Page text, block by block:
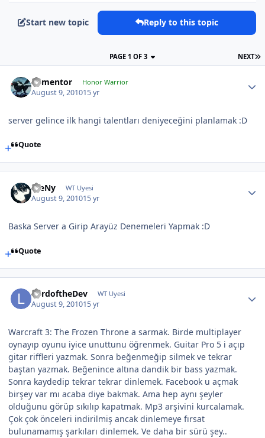
Start new topic Reply to this topic
NEXT
PAGE 1 OF 3
dementor Honor Warrior
August 9, 201015 yr
server gelince ilk hangi talentları deniyeceğini planlamak :D
Quote
WeNy WT Uyesi
August 9, 201015 yr
Baska Server a Girip Arayüz Denemeleri Yapmak :D
Quote
LordoftheDev WT Uyesi
August 9, 201015 yr
Warcraft 3: The Frozen Throne a sarmak. Birde multiplayer
oynayıp oyunu iyice unuttunu öğrenmek. Guitar Pro 5 i açıp
gitar riffleri yazmak. Sonra beğenmeğip silmek ve tekrar
baştan yazmak. Beğenince altına dandik bir bass yazmak.
Sonra kaydedip tekrar tekrar dinlemek. Facebook u açmak
birşey var mı acaba diye bakmak. Ama hep aynı şeyler
olduğunu görüp sıkılıp kapatmak. Mp3 arşivini kurcalamak.
Çok çok önceleri indirilmiş ancak dinlemeye fırsat
bulunamamış şarkıları dinlemek. Ve daha bir sürü şey..